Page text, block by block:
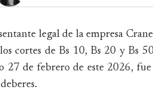
legal de la empresa
cortes de Bs 10, Bs 20 y Bs
27 de febrero de este 2026,